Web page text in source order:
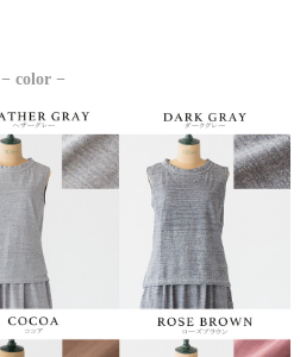
− color −